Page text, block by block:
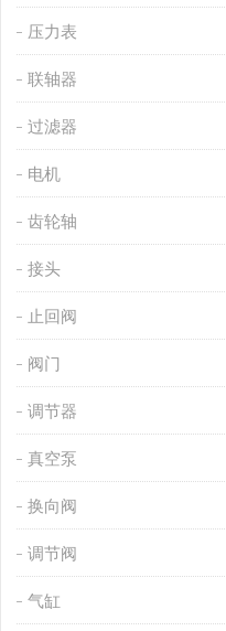
压力表
联轴器
过滤器
电机
齿轮轴
接头
止回阀
阀门
调节器
真空泵
换向阀
调节阀
气缸